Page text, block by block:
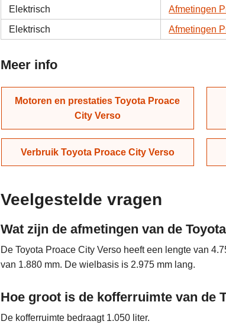
Elektrisch
Afmetingen
Elektrisch
Afmetingen
Meer info
Motoren en prestaties Toyota Proace
City Verso
Verbruik Toyota Proace City Verso
Veelgestelde vragen
Wat zijn de afmetingen van de
De Toyota Proace City Verso heeft een lengte van
van 1.880 mm. De wielbasis is 2.975 mm lang.
Hoe groot is de kofferruimte van de
De kofferruimte bedraagt 1.050 liter.